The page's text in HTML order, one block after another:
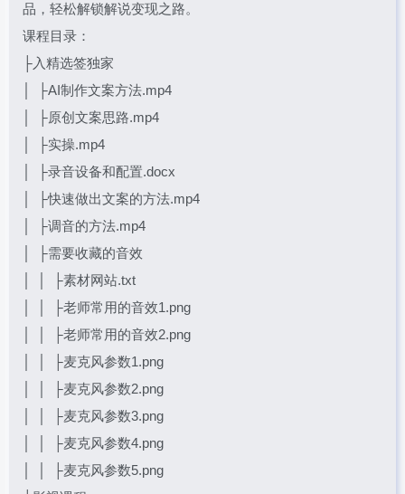
品，轻松解锁解说变现之路。
课程目录：
├入精选签独家
│ ├AI制作文案方法.mp4
│ ├原创文案思路.mp4
│ ├实操.mp4
│ ├录音设备和配置.docx
│ ├快速做出文案的方法.mp4
│ ├调音的方法.mp4
│ ├需要收藏的音效
│ │ ├素材网站.txt
│ │ ├老师常用的音效1.png
│ │ ├老师常用的音效2.png
│ │ ├麦克风参数1.png
│ │ ├麦克风参数2.png
│ │ ├麦克风参数3.png
│ │ ├麦克风参数4.png
│ │ ├麦克风参数5.png